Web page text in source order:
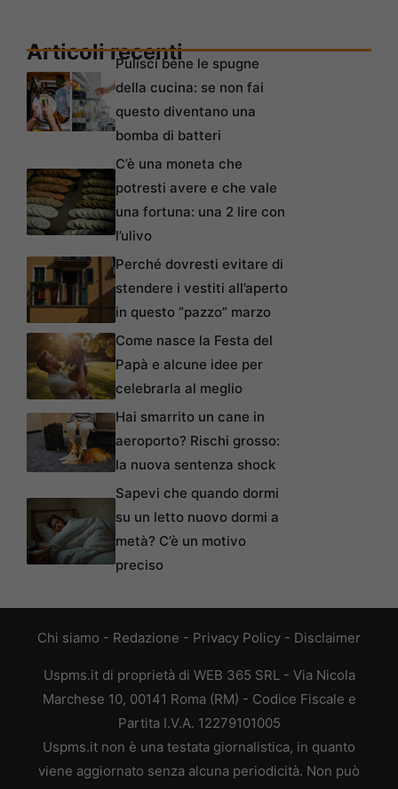
Articoli recentiPulisci bene le spugne
della cucina: se non fai
questo diventano una
bomba di batteri
C’è una moneta che
potresti avere e che vale
una fortuna: una 2 lire con
l’ulivo
Perché dovresti evitare di
stendere i vestiti all’aperto
in questo “pazzo” marzo
Come nasce la Festa del
Papà e alcune idee per
celebrarla al meglio
Hai smarrito un cane in
aeroporto? Rischi grosso:
la nuova sentenza shock
Sapevi che quando dormi
su un letto nuovo dormi a
metà? C’è un motivo
preciso
Chi siamo - Redazione - Privacy Policy - Disclaimer
Uspms.it di proprietà di WEB 365 SRL - Via Nicola
Marchese 10, 00141 Roma (RM) - Codice Fiscale e
Partita I.V.A. 12279101005
Uspms.it non è una testata giornalistica, in quanto
viene aggiornato senza alcuna periodicità. Non può